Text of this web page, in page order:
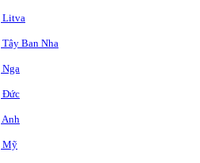
Litva
Ban Nha
Đức
Anh
Mỹ